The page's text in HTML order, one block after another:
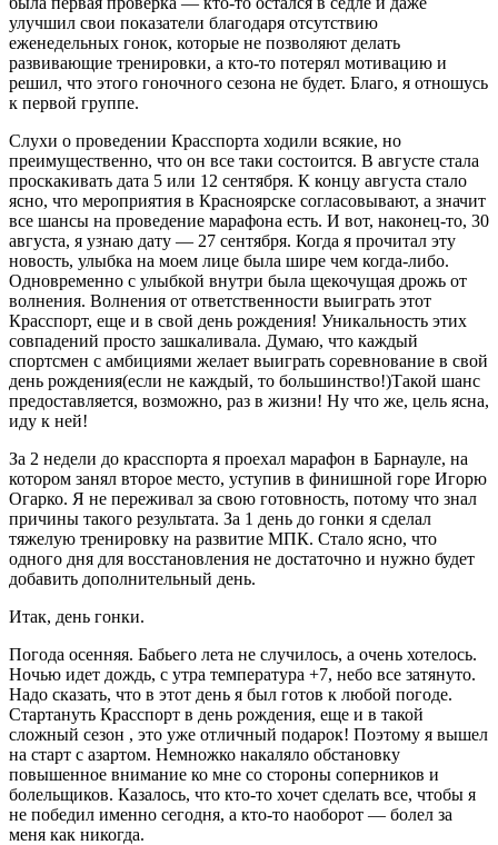
улучшил свои показатели благодаря отсутствию
еженедельных гонок, которые не позволяют делать
развивающие тренировки, а кто-то потерял мотивацию и
решил, что этого гоночного сезона не будет. Благо, я отношусь
к первой группе.
Слухи о проведении Красспорта ходили всякие, но
преимущественно, что он все таки состоится. В августе стала
проскакивать дата 5 или 12 сентября. К концу августа стало
ясно, что мероприятия в Красноярске согласовывают, а значит
все шансы на проведение марафона есть. И вот, наконец-то, 30
августа, я узнаю дату — 27 сентября. Когда я прочитал эту
новость, улыбка на моем лице была шире чем когда-либо.
Одновременно с улыбкой внутри была щекочущая дрожь от
волнения. Волнения от ответственности выиграть этот
Красспорт, еще и в свой день рождения! Уникальность этих
совпадений просто зашкаливала. Думаю, что каждый
спортсмен с амбициями желает выиграть соревнование в свой
день рождения(если не каждый, то большинство!)Такой шанс
предоставляется, возможно, раз в жизни! Ну что же, цель ясна,
иду к ней!
За 2 недели до красспорта я проехал марафон в Барнауле, на
котором занял второе место, уступив в финишной горе Игорю
Огарко. Я не переживал за свою готовность, потому что знал
причины такого результата. За 1 день до гонки я сделал
тяжелую тренировку на развитие МПК. Стало ясно, что
одного дня для восстановления не достаточно и нужно будет
добавить дополнительный день.
Итак, день гонки.
Погода осенняя. Бабьего лета не случилось, а очень хотелось.
Ночью идет дождь, с утра температура +7, небо все затянуто.
Надо сказать, что в этот день я был готов к любой погоде.
Стартануть Красспорт в день рождения, еще и в такой
сложный сезон , это уже отличный подарок! Поэтому я вышел
на старт с азартом. Немножко накаляло обстановку
повышенное внимание ко мне со стороны соперников и
болельщиков. Казалось, что кто-то хочет сделать все, чтобы я
не победил именно сегодня, а кто-то наоборот — болел за
меня как никогда.